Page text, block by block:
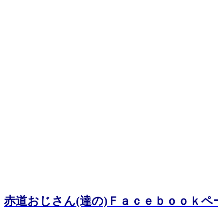
赤道おじさん(達の)Ｆａｃｅｂｏｏｋペ